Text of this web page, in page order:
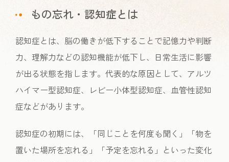
もの忘れ・認知症とは
認知症とは、脳の働きが低下することで記憶力や判断
力、理解力などの認知機能が低下し、日常生活に影響
が出る状態を指します。代表的な原因として、アルツ
ハイマー型認知症、レビー小体型認知症、血管性認知
症などがあります。
認知症の初期には、「同じことを何度も聞く」「物を
置いた場所を忘れる」「予定を忘れる」といった変化